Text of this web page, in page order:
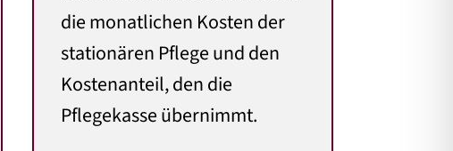
die monatlichen Kosten der
stationären Pflegeund den
Kostenanteil, den die
Pflegekasse übernimmt.